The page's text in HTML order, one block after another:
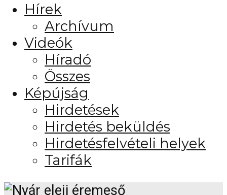
Hírek
Archívum
Videók
Híradó
Összes
Képújság
Hirdetések
Hirdetés beküldés
Hirdetésfelvételi helyek
Tarifák